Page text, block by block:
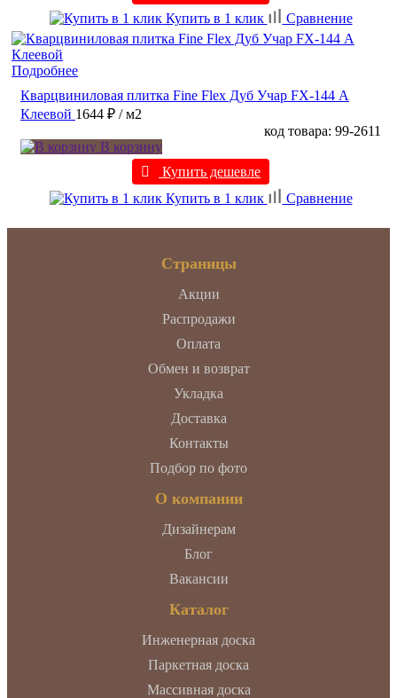
Купить в 1 клик
Сравнение
Подробнее
Кварцвиниловая плитка Fine Flex Дуб Учар FX-144 А
Клеевой 1644 ₽ / м2
код товара: 99-2611
В корзину
Купить дешевле
Купить в 1 клик
Сравнение
Страницы
Акции
Распродажи
Оплата
Обмен и возврат
Укладка
Доставка
Контакты
Подбор по фото
О компании
Дизайнерам
Блог
Вакансии
Каталог
Инженерная доска
Паркетная доска
Массивная доска